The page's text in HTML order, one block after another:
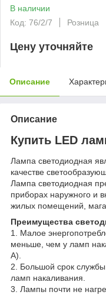
В наличии
Код: 76/2/7
Розница
Цену уточняйте
Описание
Описание
Купить LED
Лампа светодиодная
качестве
Лампа светодиодная
приборах наружного и
жилых помещений,
Преимущества
1. Малое
меньше, чем у ламп
А).
2. Большой срок
ламп накаливания.
3. Лампы почти не